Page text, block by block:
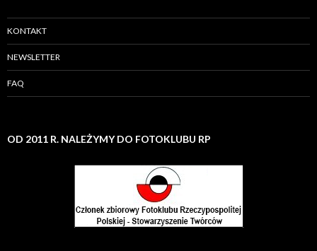
KONTAKT
NEWSLETTER
FAQ
OD 2011 R. NALEŻYMY DO FOTOKLUBU RP